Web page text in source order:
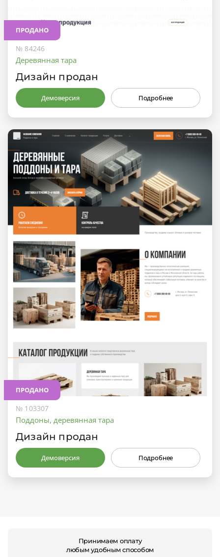
ПРОДАНО
№ 84246
Деревянная тара
Дизайн продан
Демоверсия Подробнее
ПРОДАНО
№ 103307
Поддоны, деревянная тара
Дизайн продан
Демоверсия Подробнее
Принимаем оплату
любым удобным способом